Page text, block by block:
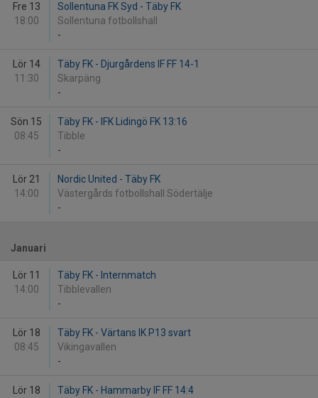
Fre 13
18:00
Sollentuna FK Syd - Täby FK
Sollentuna fotbollshall
-
Lör 14
11:30
Täby FK - Djurgårdens IF FF 14-1
Skarpäng
-
Sön 15
08:45
Täby FK - IFK Lidingö FK 13:16
Tibble
-
Lör 21
14:00
Nordic United - Täby FK
Västergårds fotbollshall Södertälje
-
Januari
Lör 11
14:00
Täby FK - Internmatch
Tibblevallen
-
Lör 18
08:45
Täby FK - Värtans IK P13 svart
Vikingavallen
-
Lör 18
Täby FK - Hammarby IF FF 14:4